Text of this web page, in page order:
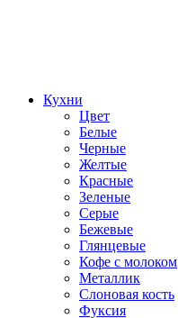
Кухни
Цвет
Белые
Черные
Желтые
Красные
Зеленые
Серые
Бежевые
Глянцевые
Кофе с молоком
Металлик
Слоновая кость
Фуксия